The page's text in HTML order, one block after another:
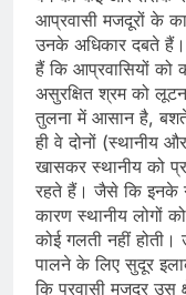
आप्रवासी मजदूरों के
उनके अधिकार दबते
हैं कि आप्रवासियों को
असुरक्षित श्रम को
तुलना में आसान है,
ही वे दोनों (स्‍थानीय
खासकर स्‍थानीय को
रहते हैं। जैसे कि इनके
कारण स्‍थानीय लोगों
कोई गलती नहीं
पालने के लिए सुदूर
कि प्रवासी मजदूर उस